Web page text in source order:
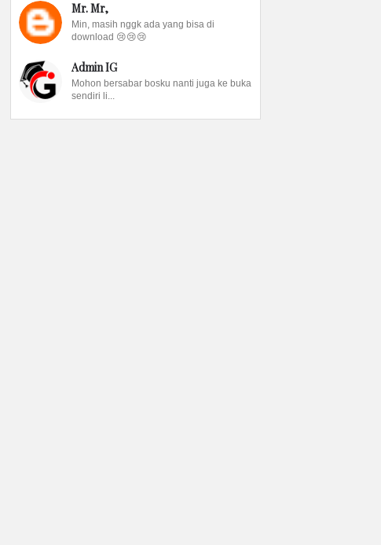
Mr. Mr,
Min, masih nggk ada yang bisa di
download 😢😢😢
Admin IG
Mohon bersabar bosku nanti juga ke buka
sendiri li...